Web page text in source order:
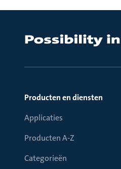
Producten en diensten
Applicaties
Producten A-Z
Categorieën